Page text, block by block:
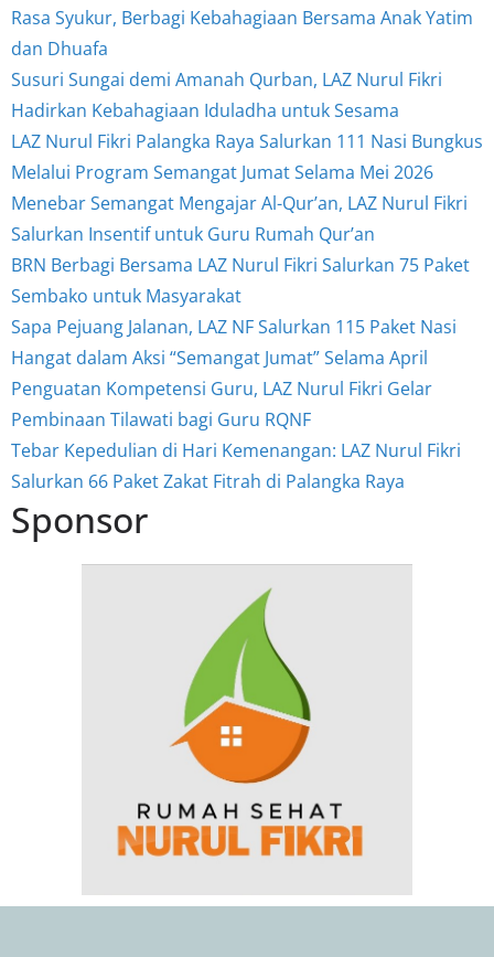
Rasa Syukur, Berbagi Kebahagiaan Bersama Anak Yatim
dan Dhuafa
Susuri Sungai demi Amanah Qurban, LAZ Nurul Fikri
Hadirkan Kebahagiaan Iduladha untuk Sesama
LAZ Nurul Fikri Palangka Raya Salurkan 111 Nasi Bungkus
Melalui Program Semangat Jumat Selama Mei 2026
Menebar Semangat Mengajar Al-Qur’an, LAZ Nurul Fikri
Salurkan Insentif untuk Guru Rumah Qur’an
BRN Berbagi Bersama LAZ Nurul Fikri Salurkan 75 Paket
Sembako untuk Masyarakat
Sapa Pejuang Jalanan, LAZ NF Salurkan 115 Paket Nasi
Hangat dalam Aksi “Semangat Jumat” Selama April
Penguatan Kompetensi Guru, LAZ Nurul Fikri Gelar
Pembinaan Tilawati bagi Guru RQNF
Tebar Kepedulian di Hari Kemenangan: LAZ Nurul Fikri
Salurkan 66 Paket Zakat Fitrah di Palangka Raya
Sponsor